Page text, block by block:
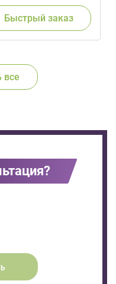
Быстрый заказ
все